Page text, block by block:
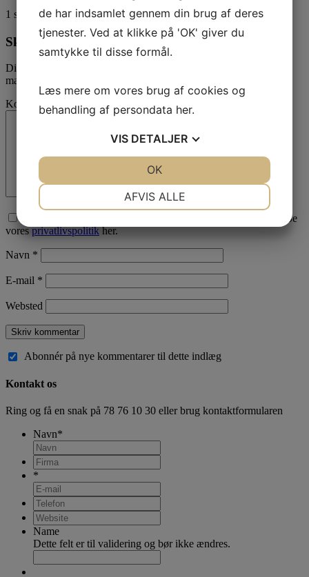
1 stemme - gennemsnit5,0
Skriv en kommentar
Din e-mailadresse vil ikke blive publiceret.
markeret med
Kommentar
Afkryds for samtykke til, at vi behandler den data du sender. Se
voresprivatlivspolitikher.
Navn *
E-mail *
Websted
Abonnér på nye kommentarer til dette indlæg
Kontakt os
Ring og få en snak på 78 76 10 30 eller brug kontaktformularen
Navn*
*
Name
Dette felt er til validering og bør ikke ændres.
de har indsamlet gennem din brug af deres
tjenester. Ved at klikke på 'OK' giver du
samtykke til disse formål.
Læs mere om vores brug af cookies og
behandling af persondata her.
VIS DETALJER
MARKETING
AFVIS ALLE
OK